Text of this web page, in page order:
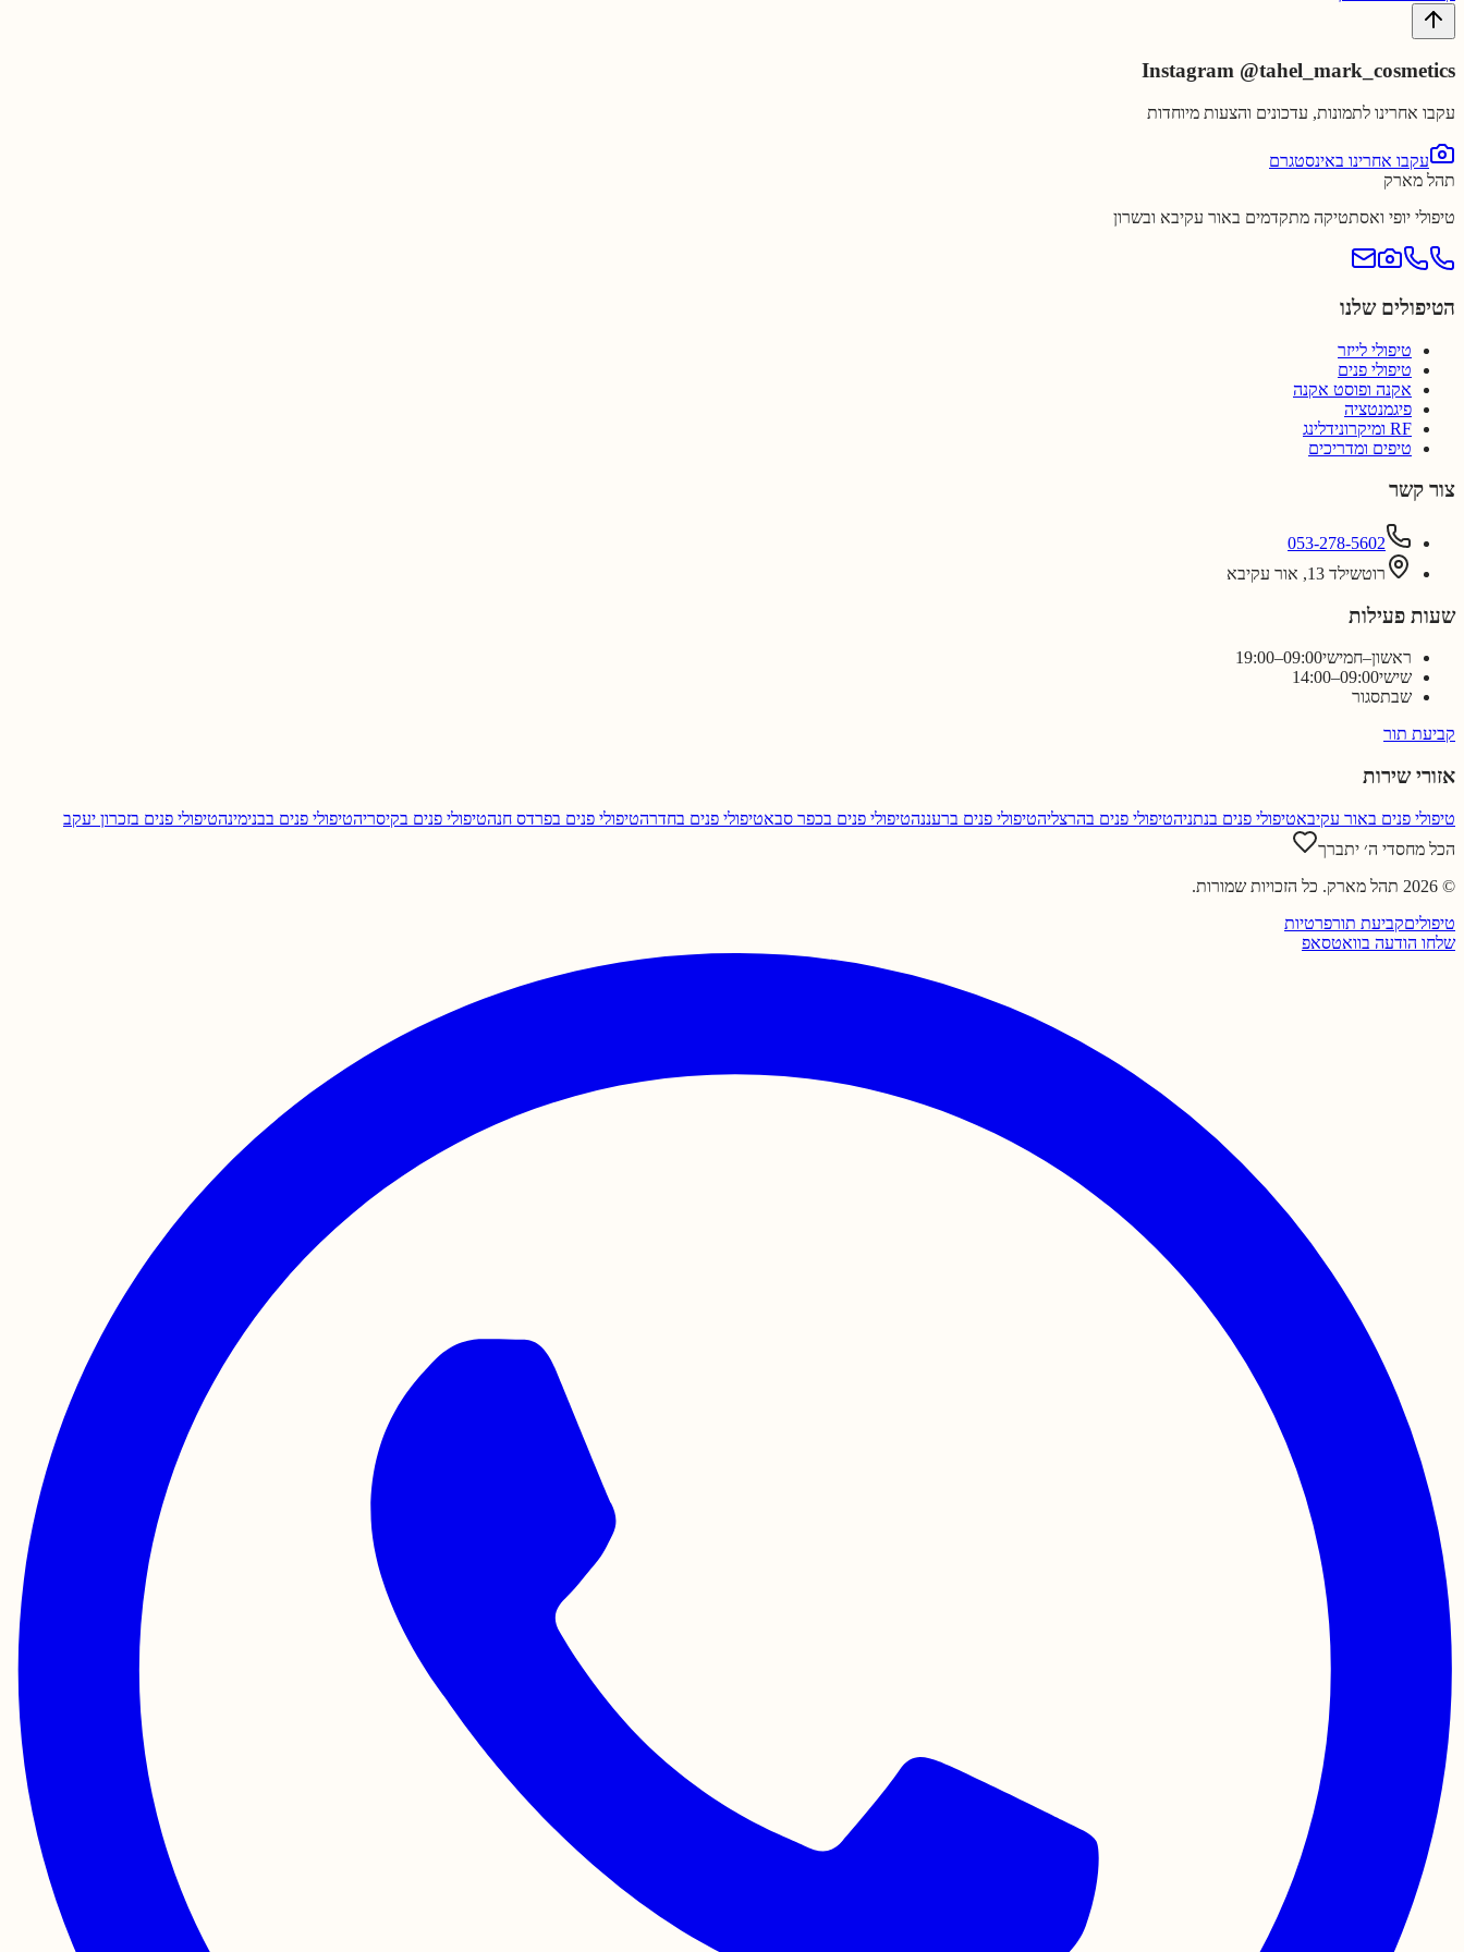
Instagram @tahel_mark_cosmetics
עקבו אחרינו לתמונות, עדכונים והצעות מיוחדות
עקבו אחרינו באינסטגרם
תהל מארק
טיפולי יופי ואסתטיקה מתקדמים באור עקיבא ובשרון
הטיפולים שלנו
טיפולי לייזר
טיפולי פנים
אקנה ופוסט אקנה
פיגמנטציה
RF ומיקרונידלינג
טיפים ומדריכים
צור קשר
053-278-5602
רוטשילד 13, אור עקיבא
שעות פעילות
ראשון–חמישי09:00–19:00
שישי09:00–14:00
שבתסגור
קביעת תור
אזורי שירות
טיפולי פנים באור עקיבאטיפולי פנים בנתניהטיפולי פנים בהרצליהטיפולי פנים ברעננהטיפולי פנים בכפר סבאטיפולי פנים בחדרהטיפולי פנים בפרדס חנהטיפולי פנים בקיסריהטיפולי פנים בבנימינהטיפולי פנים בזכרון יעקב
הכל מחסדי ה׳ יתברך
©
2026 תהל מארק. כל הזכויות שמורות.
טיפוליםקביעת תורפרטיות
שלחו הודעה בוואטסאפ